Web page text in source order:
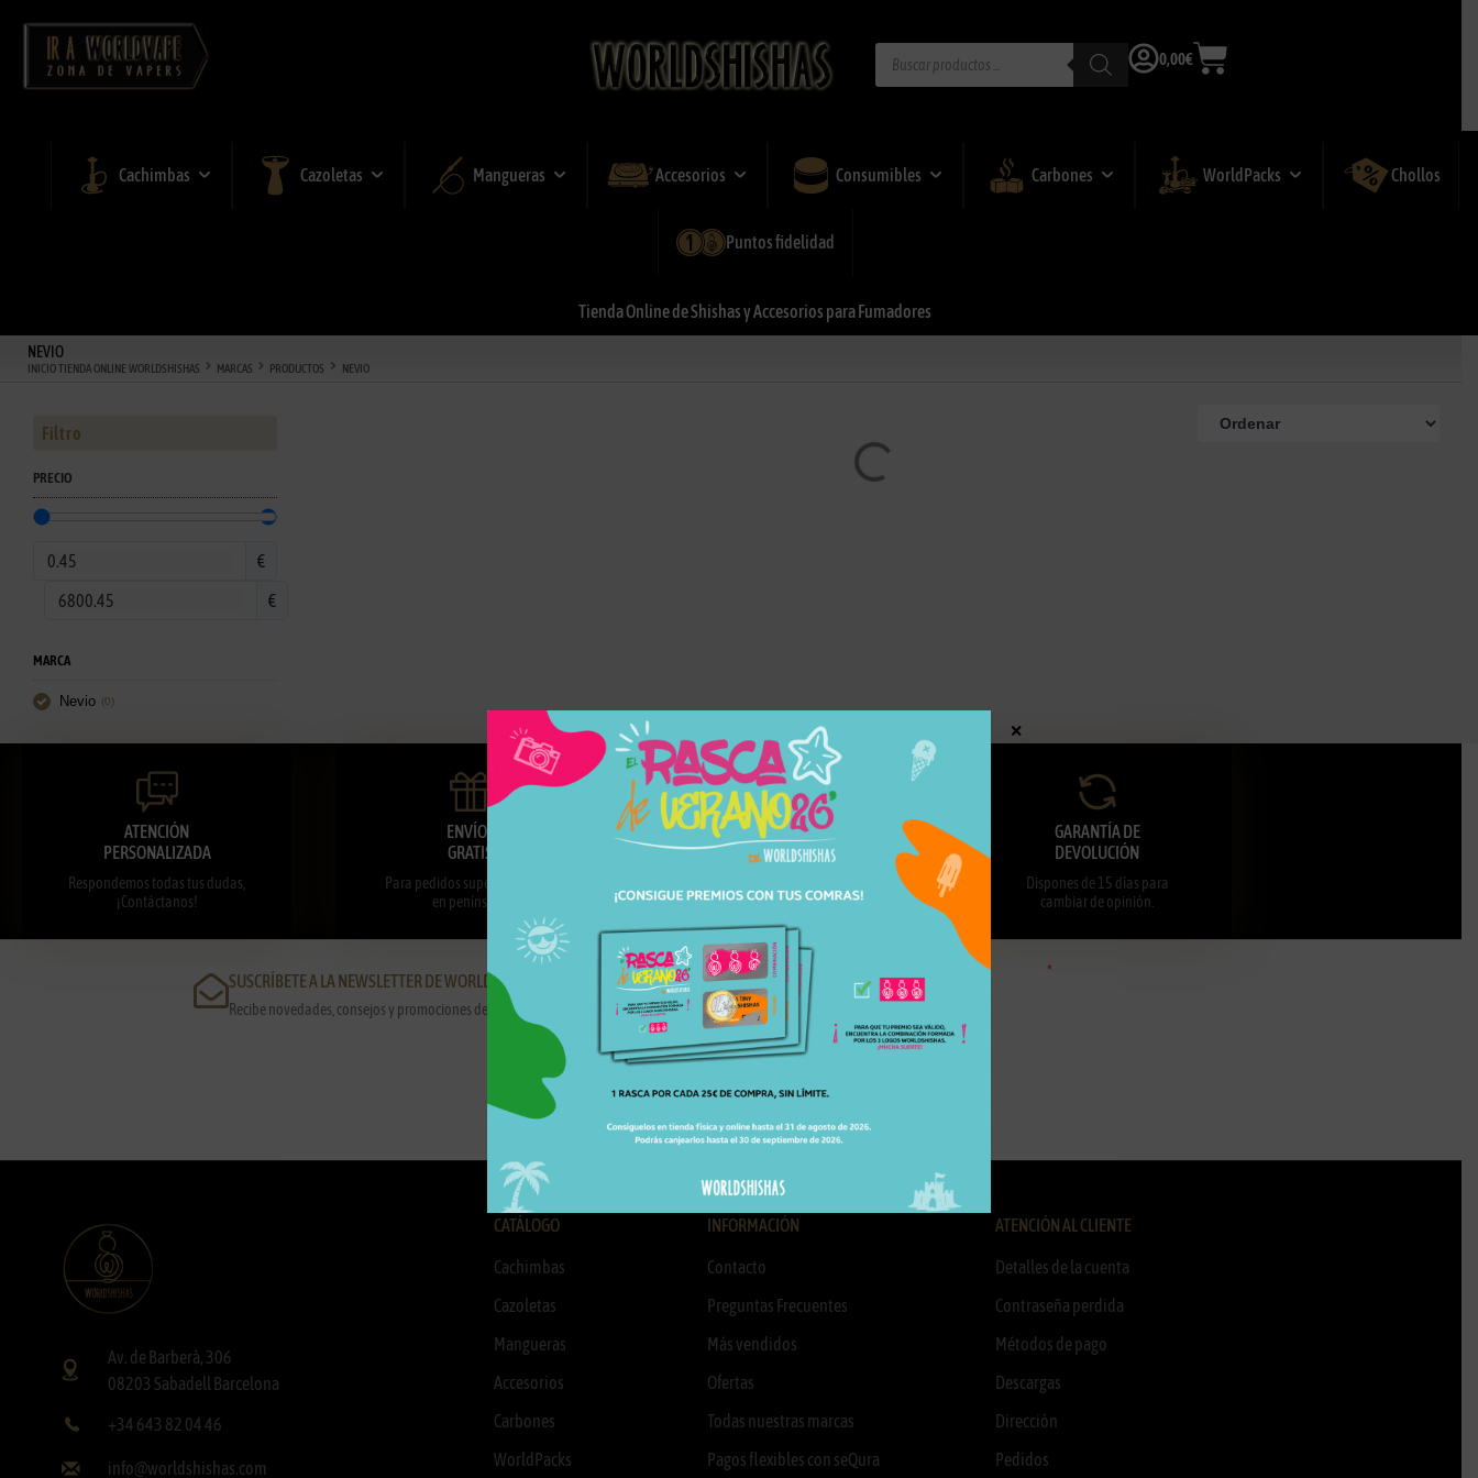
0,00€
Cachimbas Cazoletas Mangueras Accesorios Consumibles Carbones WorldPacks Chollos
Puntos fidelidad
TiendaOnlinedeShishasyAccesorios paraFumadores
NEVIO
INICIO TIENDA ONLINE WORLDSHISHAS MARCAS PRODUCTOS NEVIO
Filtro
PRECIO
€
€
MARCA
Nevio (0)
ATENCIÓN
PERSONALIZADA
Respondemos todas tus dudas,
¡Contáctanos!
ENVÍOS
GRATIS
Para pedidos superiores a 30€
en península.
ENTREGA
EN 24H-48H
en casa.
GARANTÍA DE
DEVOLUCIÓN
Dispones de 15 días para
cambiar de opinión.
SUSCRÍBETE A LA NEWSLETTER DE WORLDSHISHAS
Recibe novedades, consejos y promociones de Worldshishas.
Nombre y apellidos Correo electrónico
Av. de Barberà, 306
08203 Sabadell Barcelona
+34 643 82 04 46
info@worldshishas.com
CATÁLOGO
Cachimbas
Cazoletas
Mangueras
Accesorios
Carbones
WorldPacks
INFORMACIÓN
Contacto
Preguntas Frecuentes
Más vendidos
Ofertas
Todas nuestras marcas
Pagos flexibles con seQura
ATENCIÓN AL CLIENTE
Detalles de la cuenta
Contraseña perdida
Métodos de pago
Descargas
Dirección
Pedidos
×